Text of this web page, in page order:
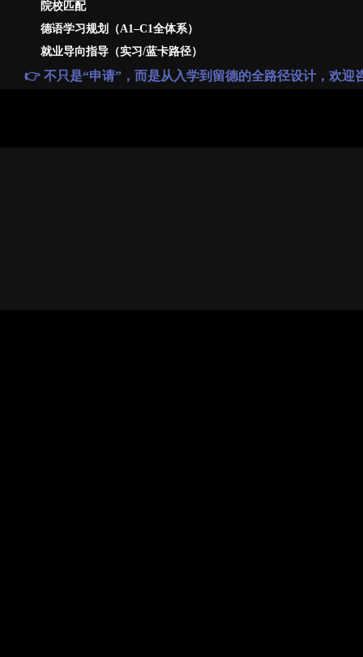
院校匹配
德语学习规划（A1–C1全体系）
就业导向指导（实习/蓝卡路径）
👉 不只是“申请”，而是从入学到留德的全路径设计，欢迎